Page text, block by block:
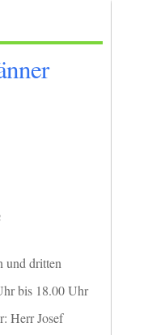
und dritten
bis 18.00 Uhr
Herr Josef